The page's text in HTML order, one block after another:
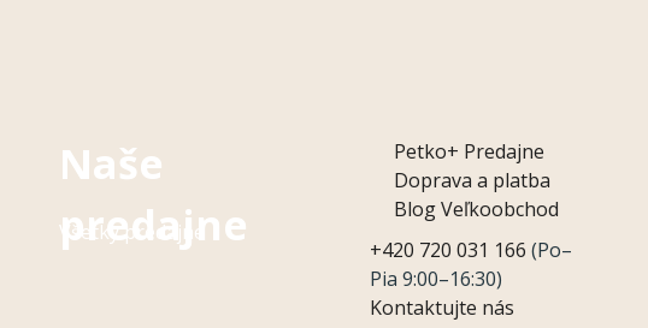
Naše
predajne
Všetky predajne
Petko+ Predajne
Doprava a platba
BlogVeľkoobchod
+420 720 031 166 (Po–
Pia 9:00–16:30)
Kontaktujte nás